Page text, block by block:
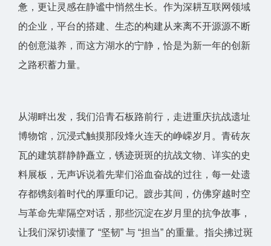
惫，更让灵感在静谧中悄然生长。作为深耕互联网领域
的企业，平台的搭建、生态的构建从来离不开源源不断
的创意滋养，而这方湖水的宁静，恰是为新一年的创新
之路积蓄力量。
从湖畔出发，我们沿青石板路前行，走进重庆抗战遗址
博物馆，沉浸式触摸那段烽火连天的峥嵘岁月。青砖灰
瓦的建筑群静静矗立，锈迹斑斑的抗战文物、详实的史
料展板，无声诉说着先辈们浴血奋战的过往，每一处遗
存都镌刻着时代的厚重印记。踱步其间，仿佛穿越时空
与革命先辈隔空对话，那些沉淀在岁月里的抗争故事，
让我们深切读懂了 “坚韧” 与 “担当” 的重量。指尖拂过斑